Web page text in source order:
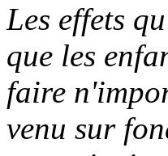
Les effets
que les
faire
venu sur